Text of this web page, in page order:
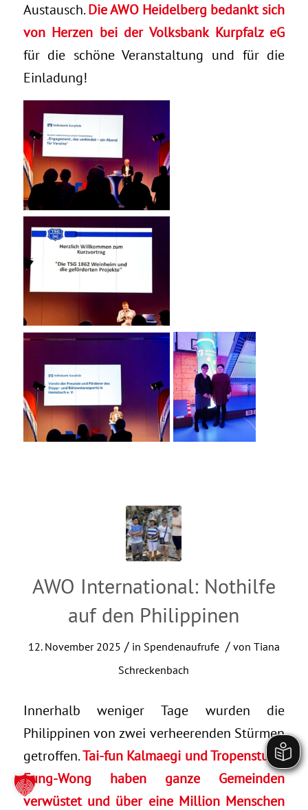
Austausch.Die AWO Heidelberg bedankt sich
von Herzen bei der Volksbank Kurpfalz eG
für die schöne Veranstaltung und für die
Einladung!
AWO International: Nothilfe
auf den Philippinen
12. November 2025 / in Spendenaufrufe / von Tiana
Schreckenbach
Innerhalb weniger Tage wurden die
Philippinen von zwei verheerenden Stürmen
getroffen.Tai-fun Kalmaegi und Tropensturm
Fung-Wong haben ganze Gemeinden
verwüstet und über eine Million Menschen